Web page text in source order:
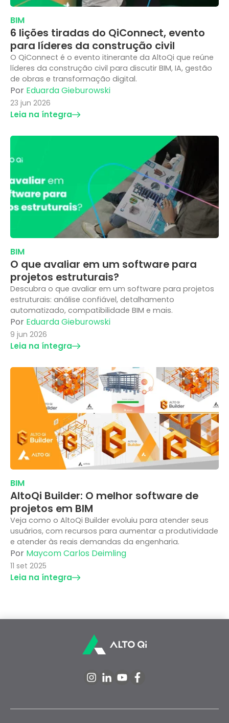
BIM
6 lições tiradas do QiConnect, evento
para líderes da construção civil
O QiConnect é o evento itinerante da AltoQi que reúne
líderes da construção civil para discutir BIM, IA, gestão
de obras e transformação digital.
Por Eduarda Gieburowski
23 jun 2026
Leia na íntegra
BIM
O que avaliar em um software para
projetos estruturais?
Descubra o que avaliar em um software para projetos
estruturais: análise confiável, detalhamento
automatizado, compatibilidade BIM e mais.
Por Eduarda Gieburowski
9 jun 2026
Leia na íntegra
BIM
AltoQi Builder: O melhor software de
projetos em BIM
Veja como o AltoQi Builder evoluiu para atender seus
usuários, com recursos para aumentar a produtividade
e atender às reais demandas da engenharia.
Por Maycom Carlos Deimling
11 set 2025
Leia na íntegra